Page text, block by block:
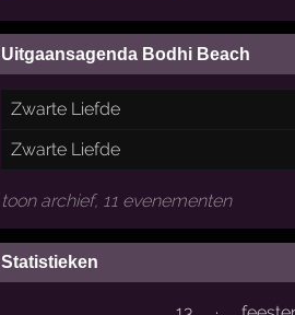
Uitgaansagenda Bodhi Beach
Zwarte Liefde
Zwarte Liefde
toon archief, 11 evenementen
Statistieken